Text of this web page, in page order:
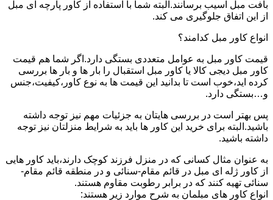
بافت مبل آسیب برسانند.البته شما با استفاده از کاور پارچه ای مبل
از این اتفاق جلوگیری می کند.
انواع کاور مبل کدامند؟
قیمت کاور مبل به عوامل متعددی بستگی دارد.اگر شما هم قیمت
کاور مبل دیجی کالا یا کاور مبل استقبال را بار ها و بار ها بررسی
کرده اید،خوب است تا بدانید این قیمت ها به نوع کاور،کیفیت،جنس
و…بستگی دارد.
پس بهتر است در بررسی هایتان به جزئیات مهم نیز توجه داشته
باشید.البته برای خرید این کاور ها باید به شرایط منزلتان نیز توجه
داشته باشید.
به عنوان مثال کسانی که در منزل فرزند کوچک دارند،باید کاور هایی
از کاور ژله ای مبل در قائم مقام-سنائی و در منطقه قائم مقام-
سنائی تهیه کنند که در برابر رطوبت مقاوم هستند.
انواع کاور های مبلمان به شرح موارد زیر هستند: